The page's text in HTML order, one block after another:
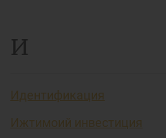
И
Идентификация
Ижтимоий инвестиция